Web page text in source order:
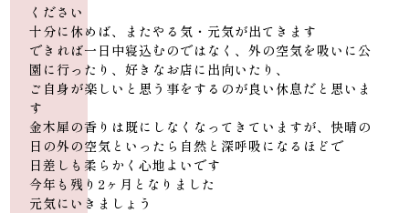
ください
十分に休めば、またやる気・元気が出てきます
できれば一日中寝込むのではなく、外の空気を吸いに公
園に行ったり、好きなお店に出向いたり、
ご自身が楽しいと思う事をするのが良い休息だと思いま
す
金木犀の香りは既にしなくなってきていますが、快晴の
日の外の空気といったら自然と深呼吸になるほどで
日差しも柔らかく心地よいです
今年も残り2ヶ月となりました
元気にいきましょう